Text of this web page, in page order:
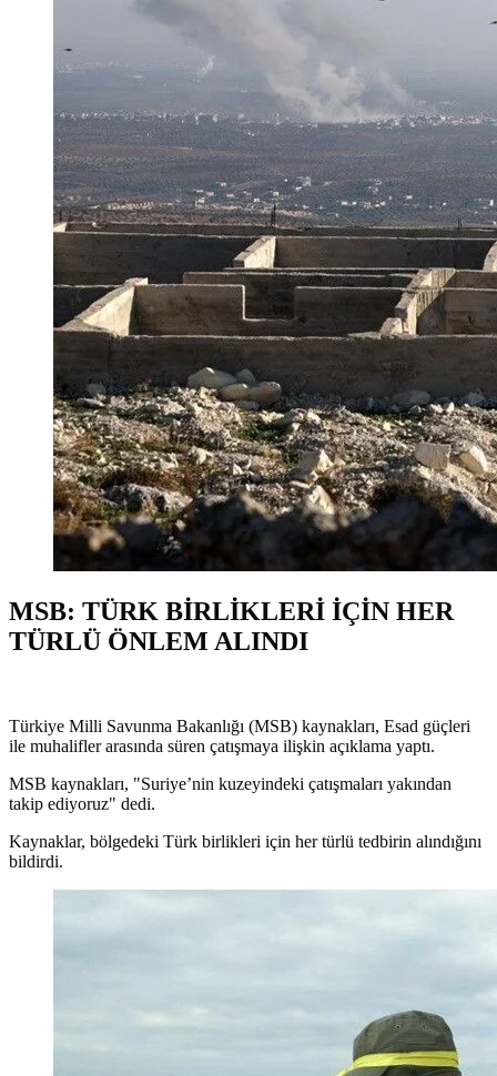
MSB: TÜRK BİRLİKLERİ İÇİN HER
TÜRLÜ ÖNLEM ALINDI
Türkiye Milli Savunma Bakanlığı (MSB) kaynakları, Esad güçleri
ile muhalifler arasında süren çatışmaya ilişkin açıklama yaptı.
MSB kaynakları, "Suriye’nin kuzeyindeki çatışmaları yakından
takip ediyoruz" dedi.
Kaynaklar, bölgedeki Türk birlikleri için her türlü tedbirin alındığını
bildirdi.